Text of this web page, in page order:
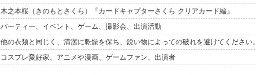
木之本桜（きのもとさくら）『カードキャプターさくら クリアカード編』
パーティー、イベント、ゲーム、撮影会、出演活動
他の衣類と同じく、清潔に乾燥を保ち、鋭い物によっての破れを避けてください。
コスプレ愛好家、アニメや漫画、ゲームファン、出演者